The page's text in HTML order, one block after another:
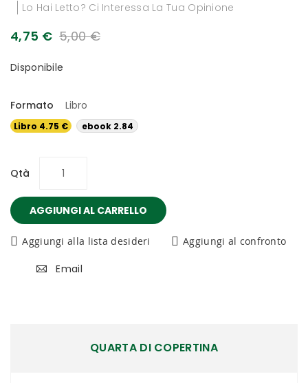
Lo Hai Letto? Ci Interessa La Tua Opinione
4,75 € 5,00 €
Disponibile
Formato Libro
Libro 4.75 €
ebook 2.84
Qtà
AGGIUNGI AL CARRELLO
Aggiungi alla lista desideri Aggiungi al confronto
Email
QUARTA DI COPERTINA